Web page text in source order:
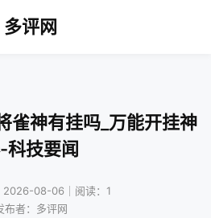
多评网
雀神有挂吗_万能开挂神
科技要闻
2026-08-06｜阅读：1
布者：多评网